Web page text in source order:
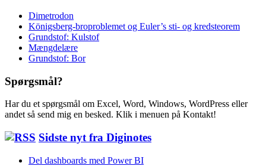
Dimetrodon
Königsberg-broproblemet og Euler’s sti- og kredsteorem
Grundstof: Kulstof
Mængdelære
Grundstof: Bor
Spørgsmål?
Har du et spørgsmål om Excel, Word, Windows, WordPress eller
andet så send mig en besked. Klik i menuen på Kontakt!
Sidste nyt fra Diginotes
Del dashboards med Power BI